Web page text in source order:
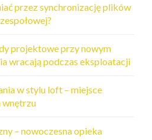
przez synchronizację plików
projektowe przy nowym
wracają podczas eksploatacji
w stylu loft – miejsce
wnętrzu
– nowoczesna opieka